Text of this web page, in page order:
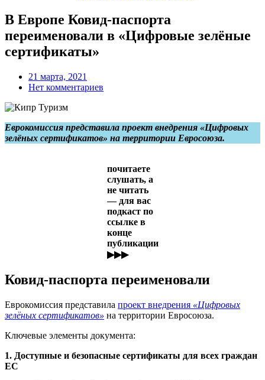
В Европе Ковид-паспорта
переименовали в «Цифровые зелёные
сертификаты»
21 марта, 2021
Нет комментариев
Еврокомиссия представила проект внедрения «Цифровых
зелёных сертификатов» на территории Евросоюза.
почитаете
слушать, а
не читать
— для вас
подкаст по
ссылке в
конце
публикации
▶▶▶
Ковид-паспорта переименовали
Еврокомиссия представила проект внедрения «Цифровых
зелёных сертификатов» на территории Евросоюза.
Ключевые элементы документа:
1. Доступные и безопасные сертификаты для всех граждан
ЕС